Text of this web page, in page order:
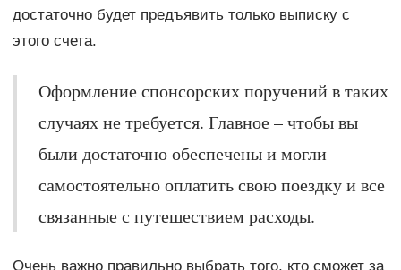
достаточно будет предъявить только выписку с
этого счета.
Оформление спонсорских поручений в таких
случаях не требуется. Главное – чтобы вы
были достаточно обеспечены и могли
самостоятельно оплатить свою поездку и все
связанные с путешествием расходы.
Очень важно правильно выбрать того, кто сможет за